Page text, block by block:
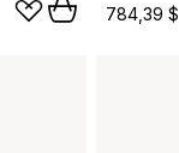
784,39 $